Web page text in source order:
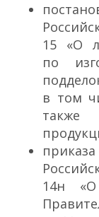
15 «О
по
в том
14н «О